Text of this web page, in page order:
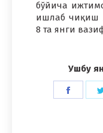
бўйича
ишлаб чиқиш
8 та янги
Ушбу
Share